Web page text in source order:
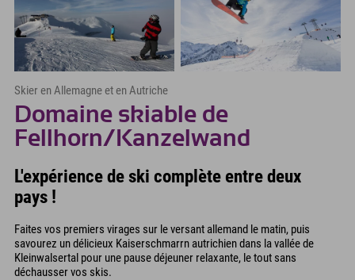
Skier en Allemagne et en Autriche
Domaine skiable de
Fellhorn/Kanzelwand
L'expérience de ski complète entre deux
pays !
Faites vos premiers virages sur le versant allemand le matin, puis
savourez un délicieux Kaiserschmarrn autrichien dans la vallée de
Kleinwalsertal pour une pause déjeuner relaxante, le tout sans
déchausser vos skis.